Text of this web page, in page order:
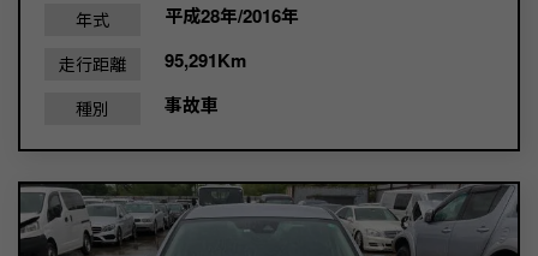
年式 平成28年/2016年
走行距離 95,291Km
種別 事故車